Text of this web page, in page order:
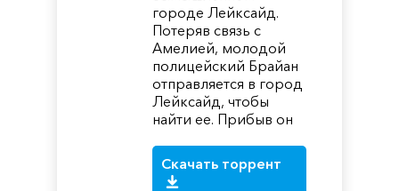
городе Лейксайд.
Потеряв связь с
Амелией, молодой
полицейский Брайан
отправляется в город
Лейксайд, чтобы
найти ее. Прибыв он
Скачать торрент